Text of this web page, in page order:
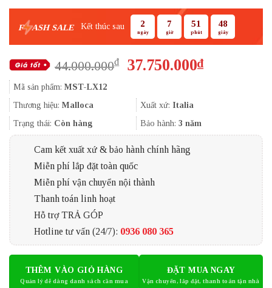
F ASH SALE Kết thúc sau 2
ngày
7
giờ
51
phút
47
giây
44.000.000₫
Giá
44.000.000₫.
37.750.000₫Giá
Mã sản phẩm: MST-LX12
Thương hiệu: Malloca Xuất xứ: Italia
Trạng thái: Còn hàng Bảo hành: 3 năm
Cam kết xuất xứ & bảo hành chính hãng
Miễn phí lắp đặt toàn quốc
Miễn phí vận chuyển nội thành
Thanh toán linh hoạt
Hỗ trợ TRẢ GÓP
Hotline tư vấn (24/7): 0936 080 365
THÊM VÀO GIỎ HÀNG ĐẶT MUA NGAY